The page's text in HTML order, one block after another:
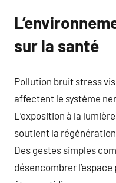
sur la santé
Pollution bruit stress
affectent le système
L’exposition à la
soutient la
Des gestes simples
désencombrer